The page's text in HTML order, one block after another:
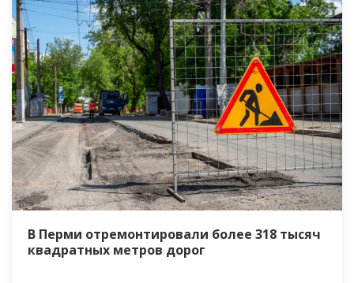
В Перми отремонтировали более 318 тысяч
квадратных метров дорог